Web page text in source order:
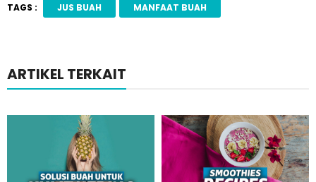
TAGS : JUS BUAH MANFAAT BUAH
ARTIKEL TERKAIT